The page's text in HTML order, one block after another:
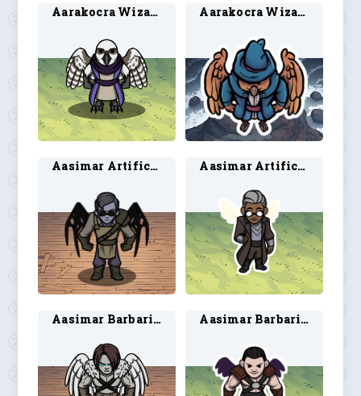
Aarakocra Wizard 2 Aarakocra Wizard 3
Aasimar Artificer 2 Aasimar Artificer 4
Aasimar Barbarian 2 Aasimar Barbarian 4